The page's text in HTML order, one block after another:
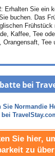
Erhalten Sie ein
buchen. Das
Kaffee, Tee
Orangensaft, Tee
bei
Sie Normandie
bei
Sie hier,
zu